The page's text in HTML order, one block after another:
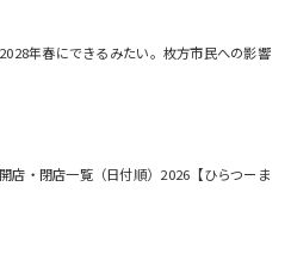
年春にできるみたい。枚方市民への影響
店・閉店一覧（日付順）2026【ひらつーま